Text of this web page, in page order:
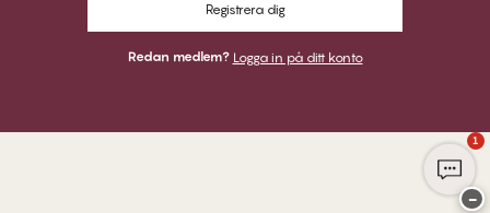
Registrera dig
Redan medlem? Logga in på ditt konto
1
−